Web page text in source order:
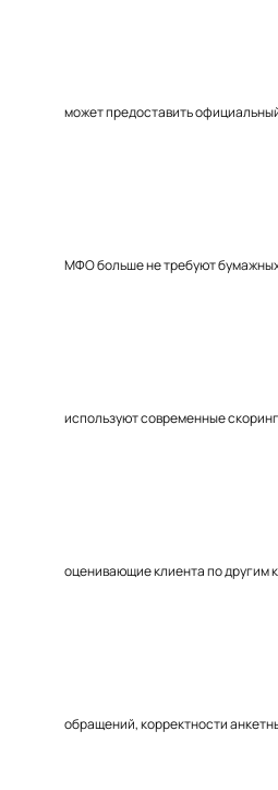
может предоставить
МФО больше не требуют
используют современные
оценивающие клиента по другим
обращений, корректности